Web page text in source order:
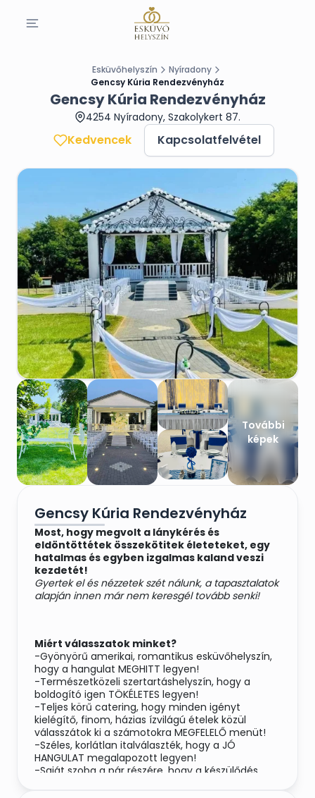
Esküvőhelyszín
Nyíradony
Gencsy Kúria Rendezvényház
Gencsy Kúria Rendezvényház
4254 Nyíradony, Szakolykert 87.
Kedvencek Kapcsolatfelvétel
További
képek
Gencsy Kúria Rendezvényház
Most, hogy megvolt a lánykérés és
eldöntöttétek összekötitek életeteket, egy
hatalmas és egyben izgalmas kaland veszi
kezdetét!
Gyertek el és nézzetek szét nálunk, a tapasztalatok
alapján innen már nem keresgél tovább senki!
Miért válasszatok minket?
-Gyönyörű amerikai, romantikus esküvőhelyszín,
hogy a hangulat MEGHITT legyen!
-Természetközeli szertartáshelyszín, hogy a
boldogító igen TÖKÉLETES legyen!
-Teljes körű catering, hogy minden igényt
kielégítő, finom, házias ízvilágú ételek közül
válasszátok ki a számotokra MEGFELELŐ menüt!
-Széles, korlátlan italválaszték, hogy a JÓ
HANGULAT megalapozott legyen!
-Saját szoba a pár részére, hogy a készülődés